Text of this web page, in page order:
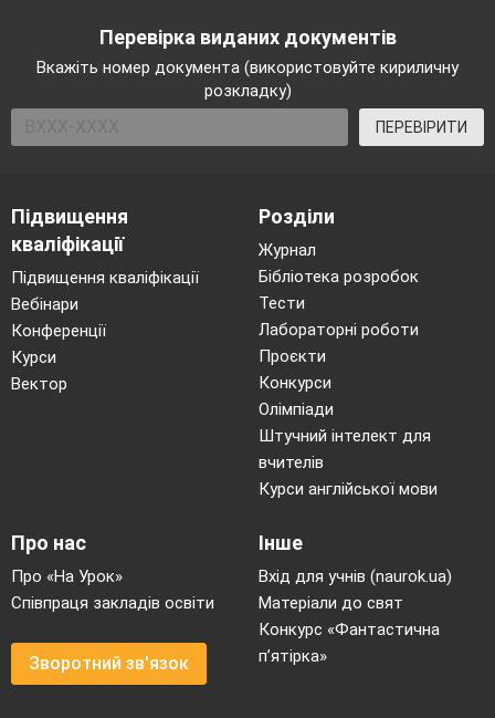
Перевірка виданих документів
Вкажіть номер документа (використовуйте кириличну
розкладку)
ПЕРЕВІРИТИ
Підвищення
кваліфікації
Підвищення кваліфікації
Вебінари
Конференції
Курси
Вектор
Розділи
Журнал
Бібліотека розробок
Тести
Лабораторні роботи
Проєкти
Конкурси
Олімпіади
Штучний інтелект для
вчителів
Курси англійської мови
Про нас
Про «На Урок»
Співпраця закладів освіти
Зворотний зв'язок
Інше
Вхід для учнів (naurok.ua)
Матеріали до свят
Конкурс «Фантастична
п’ятірка»